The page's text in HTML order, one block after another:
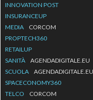
INNOVATION POST
INSURANCEUP
MEDIA
CORCOM
PROPTECH360
RETAILUP
SANITÀ
AGENDADIGITALE.EU
SCUOLA
AGENDADIGITALE.EU
SPACECONOMY360
TELCO
CORCOM